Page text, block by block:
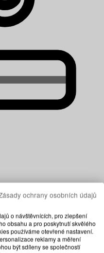
ochrany osobních údajů
o návštěvnících, pro zlepšení
obsahu a pro poskytnutí skvělého
používáme otevřené nastavení.
reklamy a měření
být sdíleny se společností